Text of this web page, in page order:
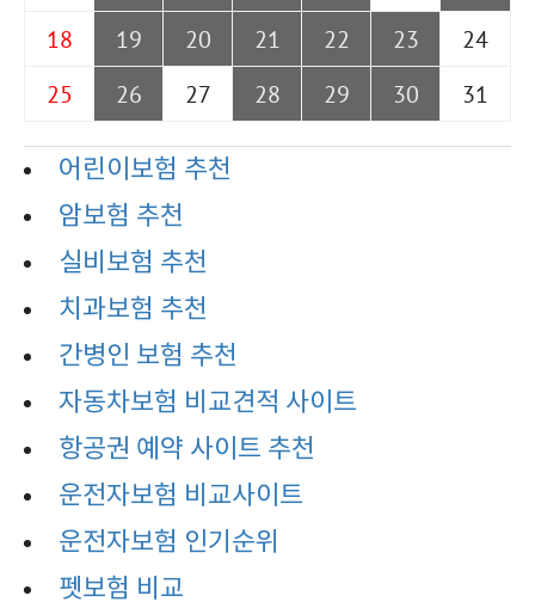
18
19 20 21 22 23
24
25
26 27 28 29 30 31
어린이보험 추천
암보험 추천
실비보험 추천
치과보험 추천
간병인 보험 추천
자동차보험 비교견적 사이트
항공권 예약 사이트 추천
운전자보험 비교사이트
운전자보험 인기순위
펫보험 비교